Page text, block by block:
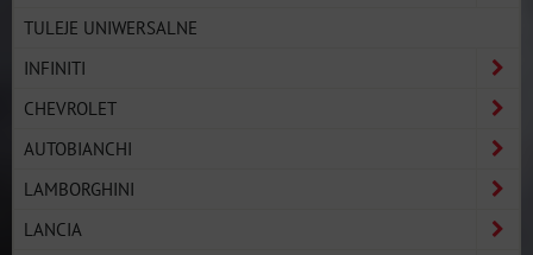
TULEJE UNIWERSALNE
INFINITI
CHEVROLET
AUTOBIANCHI
LAMBORGHINI
LANCIA